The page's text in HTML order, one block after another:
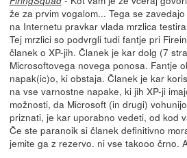
že za prvim vogalom... Tega se
na Internetu pravkar vlada mrzlica
Tej mrzlici so podvrgli tudi fantje pri
članek o XP-jih. Članek je kar dolg (7
Microsoftovega novega ponosa. Fantje
napak(ic)o, ki obstaja. Članek je kar
na vse varnostne napake, ki jih XP-ji
možnosti, da Microsoft (in drugi)
priznati, je kar uporabno vedeti, od kod
Če ste paranoik si članek definitivno
jemite ga z rezervo. ni vse takooo črno.